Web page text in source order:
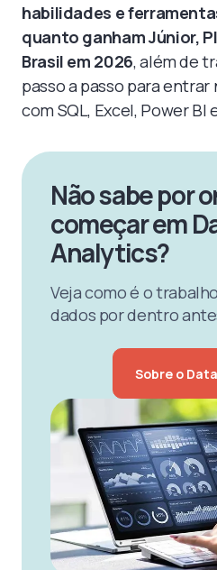
habilidades e
quanto ganham Júnior,
Brasil em 2026, além de
passo a passo para
com SQL, Excel, Power BI
Não sabe por
começar em
Analytics?
Veja como é o
dados por dentro
Sobre o